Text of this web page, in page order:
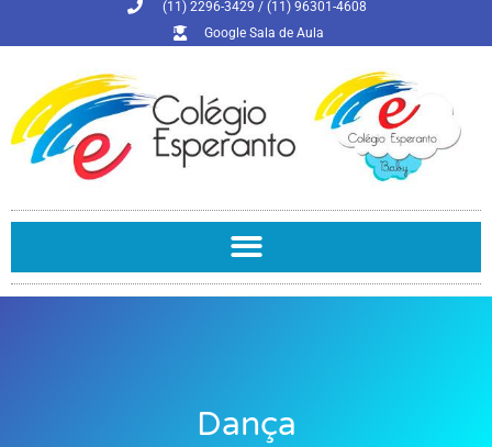
(11) 2296-3429 / (11) 96301-4608
Google Sala de Aula
Dança